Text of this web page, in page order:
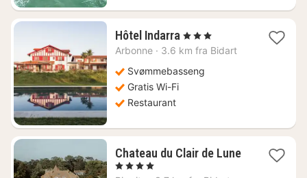
Hôtel Indarra 1
natt
3745
, 3 Stjerner
Arbonne · 3.6 km fra Bidart
Svømmebasseng
Gratis Wi-Fi
Restaurant
Chateau du Clair de Lune1
, 4 Stjerner